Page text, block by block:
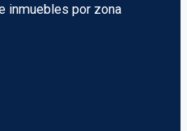
inmuebles por zona